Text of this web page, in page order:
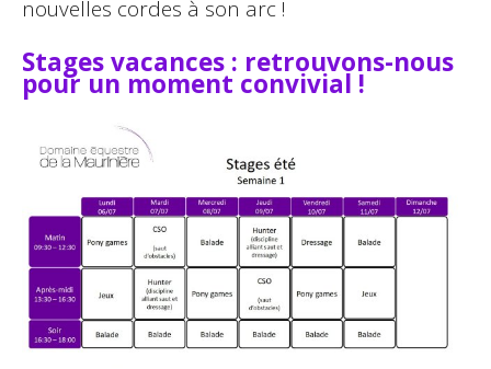
nouvelles cordes à son arc !
Stages vacances : retrouvons-nous
pour un moment convivial !